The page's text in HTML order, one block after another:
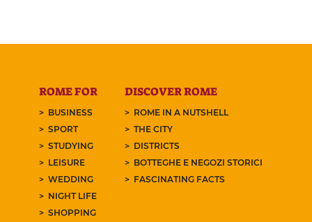
ROME FOR
BUSINESS
SPORT
STUDYING
LEISURE
WEDDING
NIGHT LIFE
SHOPPING
DISCOVER ROME
ROME IN A NUTSHELL
THE CITY
DISTRICTS
BOTTEGHE E NEGOZI STORICI
FASCINATING FACTS